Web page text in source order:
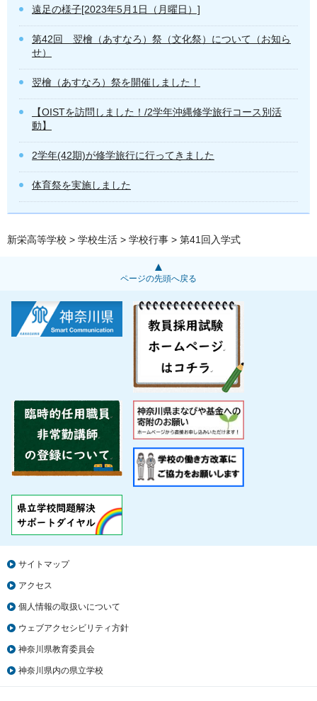
遠足の様子[2023年5月1日（月曜日）]
第42回 翌檜（あすなろ）祭（文化祭）について（お知ら
せ）
翌檜（あすなろ）祭を開催しました！
【OISTを訪問しました！/2学年沖縄修学旅行コース別活
動】
2学年(42期)が修学旅行に行ってきました
体育祭を実施しました
新栄高等学校 > 学校生活 > 学校行事 > 第41回入学式
ページの先頭へ戻る
サイトマップ
アクセス
個人情報の取扱いについて
ウェブアクセシビリティ方針
神奈川県教育委員会
神奈川県内の県立学校